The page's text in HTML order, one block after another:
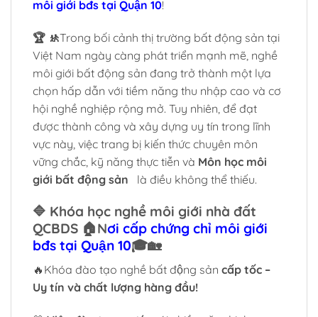
môi giới bđs tại Quận 10!
🏆 🚸Trong bối cảnh thị trường bất động sản tại
Việt Nam ngày càng phát triển mạnh mẽ, nghề
môi giới bất động sản đang trở thành một lựa
chọn hấp dẫn với tiềm năng thu nhập cao và cơ
hội nghề nghiệp rộng mở. Tuy nhiên, để đạt
được thành công và xây dựng uy tín trong lĩnh
vực này, việc trang bị kiến thức chuyên môn
vững chắc, kỹ năng thực tiễn và Môn học môi
giới bất động sản
là điều không thể thiếu.
🔷 Khóa học nghề môi giới nhà đất
QCBDS 🏠Nơi cấp chứng chỉ môi giới
bđs tại Quận 10🎓🏡
🔥Khóa đào tạo nghề bất động sản cấp tốc –
Uy tín và chất lượng hàng đầu!